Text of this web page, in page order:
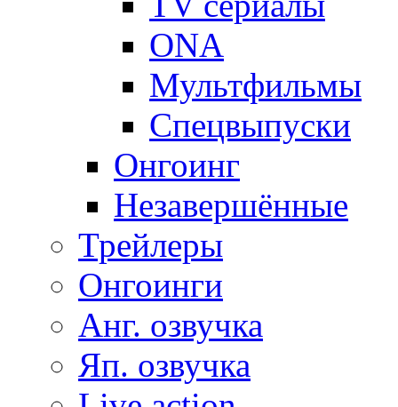
ONA
Мультфильмы
Спецвыпуски
Онгоинг
Незавершённые
Трейлеры
Онгоинги
Анг. озвучка
Яп. озвучка